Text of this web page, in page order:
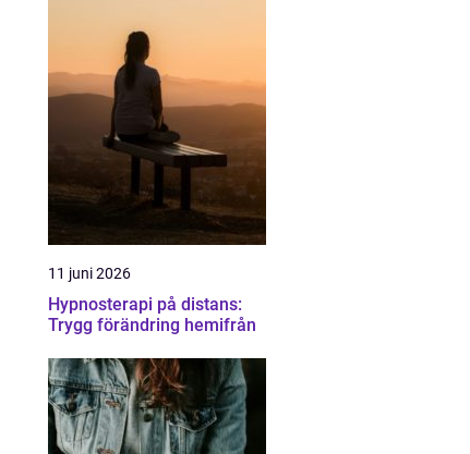
11 juni 2026
Hypnosterapi på distans:
Trygg förändring hemifrån